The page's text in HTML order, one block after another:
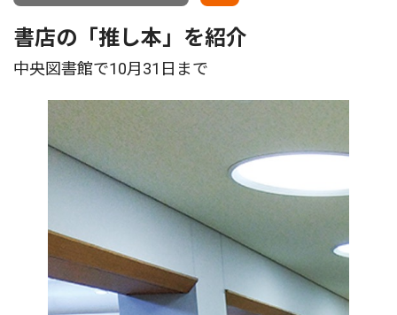
書店の「推し本」を紹介
中央図書館で10月31日まで